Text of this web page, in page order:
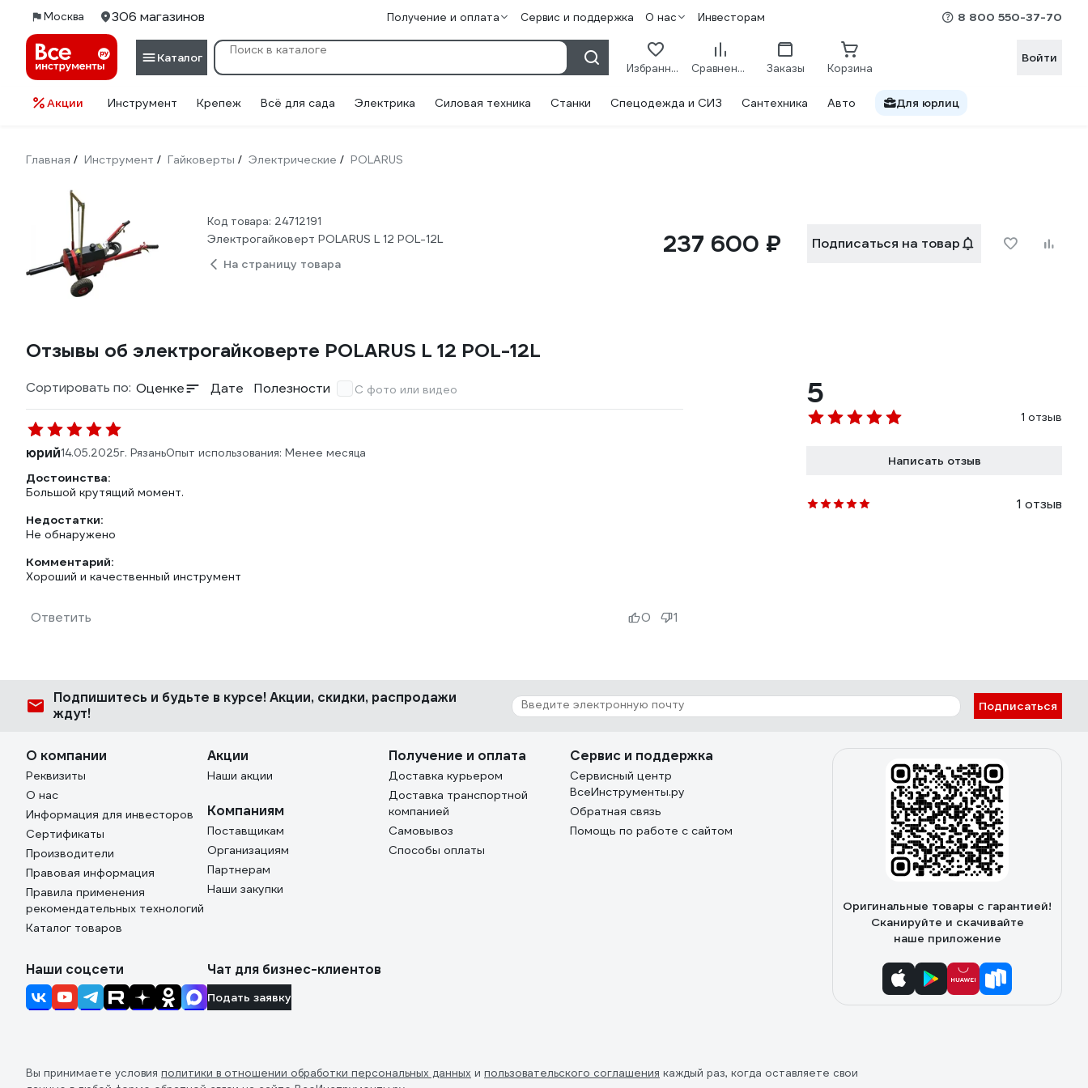
Москва 306 магазинов Получение и оплата Сервис и поддержка О нас Инвесторам 8 800 550-37-70
Каталог
Избранное Сравнение Заказы Корзина
Войти
Акции Инструмент Крепеж Всё для сада Электрика Силовая техника Станки Спецодежда и СИЗ Сантехника Авто Для юрлиц
Главная / Инструмент / Гайковерты / Электрические / POLARUS
Код товара: 24712191
Электрогайковерт POLARUS L 12 POL-12L
На страницу товара
237 600 ₽ Подписаться на товар
Отзывы об электрогайковерте POLARUS L 12 POL-12L
Сортировать по: Оценке Дате Полезности С фото или видео
юрий14.05.2025г. РязаньОпыт использования: Менее месяца
Достоинства:
Большой крутящий момент.
Недостатки:
Не обнаружено
Комментарий:
Хороший и качественный инструмент
Ответить 0 1
5
1 отзыв
Написать отзыв
1 отзыв
Подпишитесь и будьте в курсе! Акции, скидки, распродажи
ждут!
Подписаться
О компании
Реквизиты
О нас
Информация для инвесторов
Сертификаты
Производители
Правовая информация
Правила применения
рекомендательных технологий
Каталог товаров
Акции
Наши акции
Компаниям
Поставщикам
Организациям
Партнерам
Наши закупки
Получение и оплата
Доставка курьером
Доставка транспортной
компанией
Самовывоз
Способы оплаты
Сервис и поддержка
Сервисный центр
ВсеИнструменты.ру
Обратная связь
Помощь по работе с сайтом
Оригинальные товары с гарантией!
Сканируйте и скачивайте
наше приложение
Наши соцсети Чат для бизнес-клиентов
Подать заявку
Вы принимаете условия политики в отношении обработки персональных данных и пользовательского соглашения каждый раз, когда оставляете свои